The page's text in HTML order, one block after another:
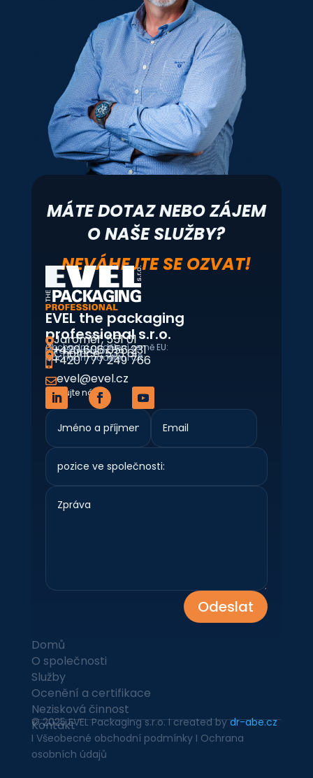
MÁTE DOTAZ NEBO ZÁJEM
O NAŠE SLUŽBY?
NEVÁHEJTE SE OZVAT!
EVEL the packaging
professional s.r.o.
Výrobní provoz:
Choltice, 533 61
Jaroměř, 551 01
Obchodní oddělení ČR:
+420 777 249 766
Obchodní oddělení země EU:
+420 606 056 231
evel@evel.cz
Sledujte nás
Odeslat
Domů
O společnosti
Služby
Ocenění a certifikace
Nezisková činnost
Kontakt
© 2025 EVEL Packaging s.r.o. I created bydr-abe.cz
I Všeobecné obchodní podmínky I Ochrana
osobních údajů